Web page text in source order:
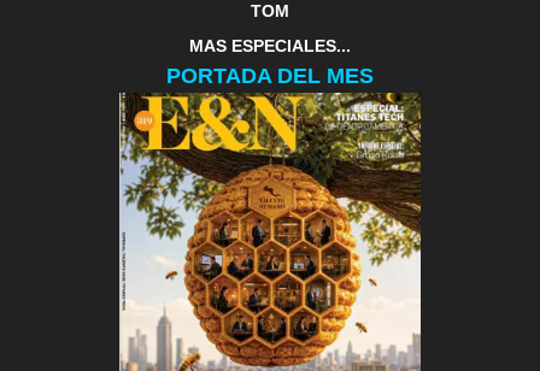
TOM
MAS ESPECIALES...
PORTADA DEL MES